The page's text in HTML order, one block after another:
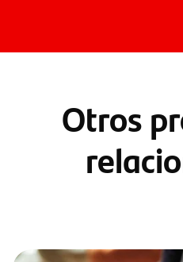
Otros